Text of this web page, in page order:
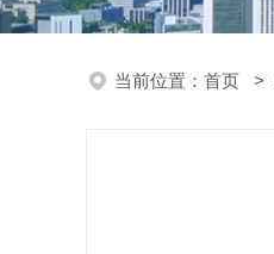
当前位置： 首页 >